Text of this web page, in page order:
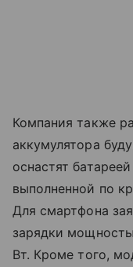
Компания также
аккумулятора
оснастят
выполненной по
Для смартфона
зарядки
Вт. Кроме того,